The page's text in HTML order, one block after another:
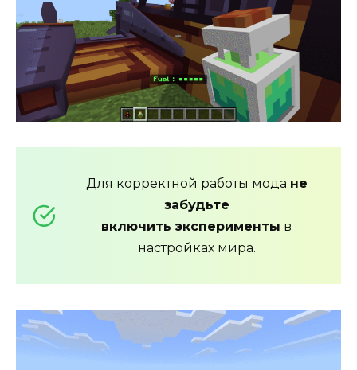
Для корректной работы мода не
забудьте
включить эксперименты в
настройках мира.